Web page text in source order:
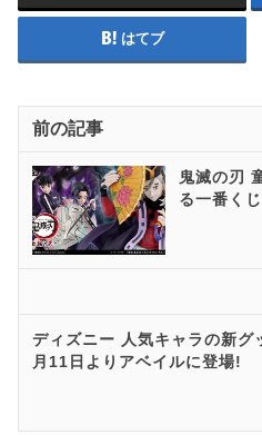
はてブ
前の記事
鬼滅の刃
る一番く
ディズニー 人気キャラの新グ
月11日よりアベイルに登場!